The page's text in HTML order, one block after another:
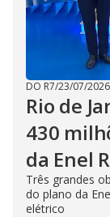
DO R7/23/07/2026
Rio de
430
da Enel
Três grandes
do plano da
elétrico